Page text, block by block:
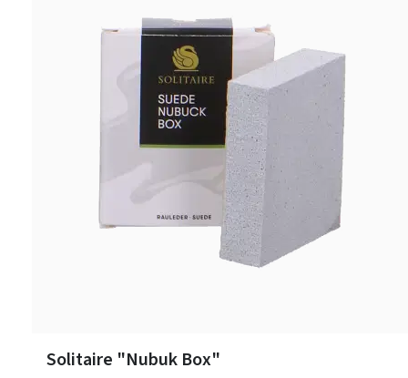
Solitaire "Nubuk Box"